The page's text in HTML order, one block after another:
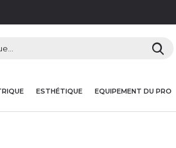
ESTHÉTIQUE EQUIPEMENT DU PRO